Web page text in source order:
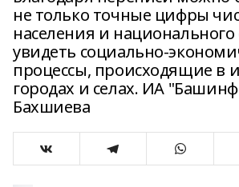
не только точные цифры
населения и национального
увидеть социально-
процессы, происходящие в
городах и селах. ИА
Бахшиева